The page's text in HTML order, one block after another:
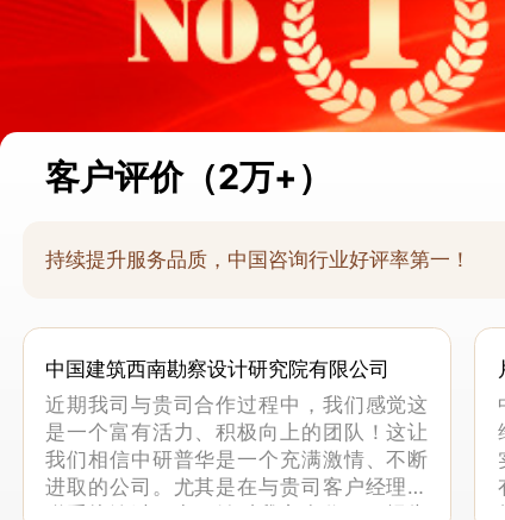
客户评价（2万+）
持续提升服务品质，中国咨询行业好评率第一！
中国建筑西南勘察设计研究院有限公司
近期我司与贵司合作过程中，我们感觉这
是一个富有活力、积极向上的团队！这让
我们相信中研普华是一个充满激情、不断
进取的公司。尤其是在与贵司客户经理的